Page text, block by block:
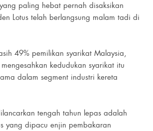
paling hebat pernah disaksikan
Lotus telah berlangsung malam tadi di
49% pemilikan syarikat Malaysia,
kedudukan syarikat itu
dalam segment industri kereta
tengah tahun lepas adalah
yang dipacu enjin pembakaran